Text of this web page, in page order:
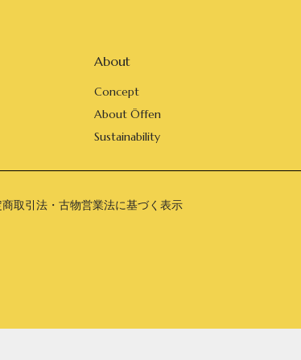
About
Concept
About Öffen
Sustainability
取引法・古物営業法に基づく表示